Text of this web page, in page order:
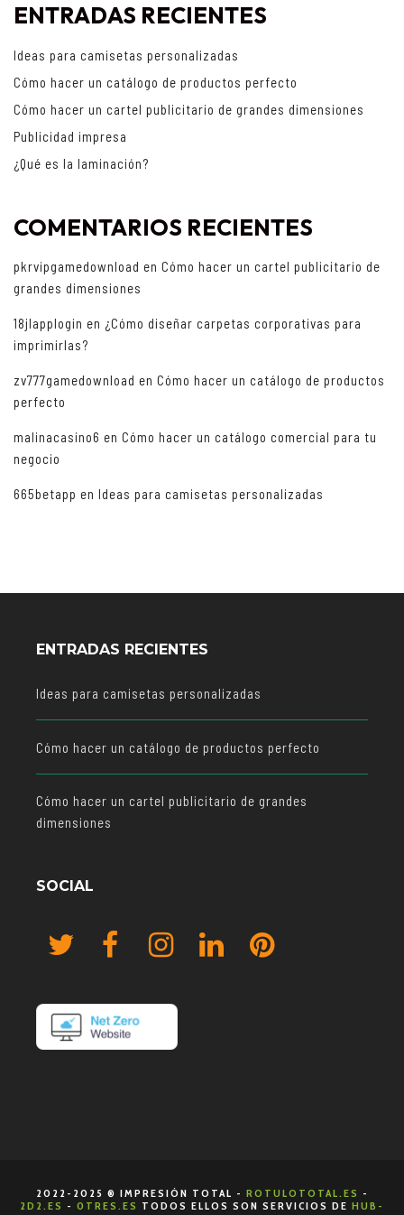
ENTRADAS RECIENTES
Ideas para camisetas personalizadas
Cómo hacer un catálogo de productos perfecto
Cómo hacer un cartel publicitario de grandes dimensiones
Publicidad impresa
¿Qué es la laminación?
COMENTARIOS RECIENTES
pkrvipgamedownload en Cómo hacer un cartel publicitario de
grandes dimensiones
18jlapplogin en ¿Cómo diseñar carpetas corporativas para
imprimirlas?
zv777gamedownload en Cómo hacer un catálogo de productos
perfecto
malinacasino6 en Cómo hacer un catálogo comercial para tu
negocio
665betapp en Ideas para camisetas personalizadas
ENTRADAS RECIENTES
Ideas para camisetas personalizadas
Cómo hacer un catálogo de productos perfecto
Cómo hacer un cartel publicitario de grandes
dimensiones
SOCIAL
2022-2025 ® IMPRESIÓN TOTAL - ROTULOTOTAL.ES -
2D2.ES - 0TRES.ES TODOS ELLOS SON SERVICIOS DE HUB-